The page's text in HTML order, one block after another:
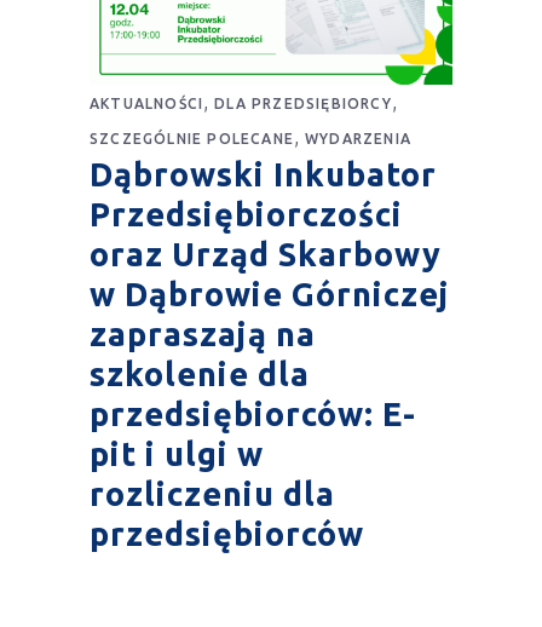
AKTUALNOŚCI ,DLA PRZEDSIĘBIORCY
SZCZEGÓLNIE POLECANE WYDARZENIA
Dąbrowski Inkubator
Przedsiębiorczości
oraz Urząd Skarbowy
w Dąbrowie Górniczej
zapraszają na
szkolenie dla
przedsiębiorców: E-
pit i ulgi w
rozliczeniu dla
przedsiębiorców